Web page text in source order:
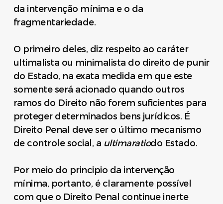
da intervenção mínima e o da
fragmentariedade.
O primeiro deles, diz respeito ao caráter
ultimalista ou minimalista do direito de punir
do Estado, na exata medida em que este
somente será acionado quando outros
ramos do Direito não forem suficientes para
proteger determinados bens jurídicos. É
Direito Penal deve ser o último mecanismo
de controle social, a ultimaratiodo Estado.
Por meio do principio da intervenção
mínima, portanto, é claramente possível
com que o Direito Penal continue inerte